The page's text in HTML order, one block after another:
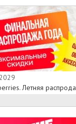
Летняя